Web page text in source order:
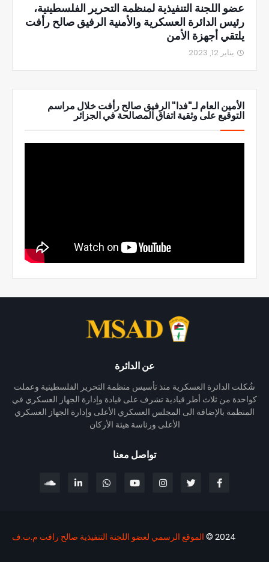
عضو اللجنة التنفيذية لمنظمة التحرير الفلسطينية،
رئيس الدائرة العسكرية والأمنية الرفيق صالح رأفت
يلتقي أجهزة الأمن
يناير 12, 2023
الأمين العام لـ"فدا" الرفيق صالح رأفت خلال مراسم
التوقيع على وثقية اتفاق المصالحة في الجزائر
عن الدائرة
شُكلت الدائرة العسكرية منذ تأسيس منظمة التحرير الفلسطينية وعملت
كواحدة من ثلاث أطر قيادية تشرف على قيادة وإدارة الجهاز العسكري في
المنظمة بالإضافة الى المجلس العسكري الأعلى وإدارة الجهاز العسكري
الأعلى ورئاسة هيئة الأركان
تواصل معنا
2024 © الموقع الرسمي لعضو اللجنة التنفيذية صالح رافت م.ت.ف